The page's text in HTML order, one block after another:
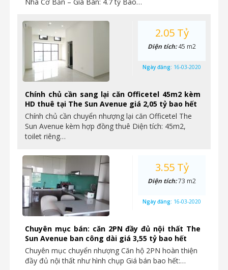
Chính chủ cần sang lại căn Officetel 45m2 kèm
HD thuê tại The Sun Avenue giá 2,05 tỷ bao hết
Chính chủ cần chuyển nhượng lại căn Officetel The
Sun Avenue kèm hợp đồng thuê Diện tích: 45m2,
toilet riêng…
2.05 Tỷ
Diện tích:45 m2
Ngày đăng: 16-03-2020
Chuyên mục bán: căn 2PN đầy đủ nội thất The
Sun Avenue ban công dài giá 3,55 tỷ bao hết
Chuyên mục chuyển nhượng Căn hộ 2PN hoàn thiện
đầy đủ nội thất như hình chụp Giá bán bao hết:…
3.55 Tỷ
Diện tích:73 m2
Ngày đăng: 16-03-2020